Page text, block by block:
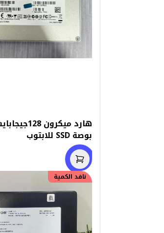
بوصة SSD للابتوب
نافد الكمية